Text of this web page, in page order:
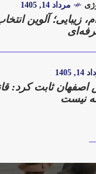
مرداد 14, 1405
زیبایی؛ آلوین
1405
اصفهان ثابت کرد:
نیست